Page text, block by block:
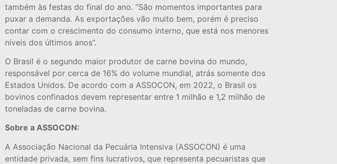
também às festas do final do ano. “São momentos importantes para
puxar a demanda. As exportações vão muito bem, porém é preciso
contar com o crescimento do consumo interno, que está nos menores
níveis dos últimos anos”.
O Brasil é o segundo maior produtor de carne bovina do mundo,
responsável por cerca de 16% do volume mundial, atrás somente dos
Estados Unidos. De acordo com a ASSOCON, em 2022, o Brasil os
bovinos confinados devem representar entre 1 milhão e 1,2 milhão de
toneladas de carne bovina.
Sobre a ASSOCON:
A Associação Nacional da Pecuária Intensiva (ASSOCON) é uma
entidade privada, sem fins lucrativos, que representa pecuaristas que